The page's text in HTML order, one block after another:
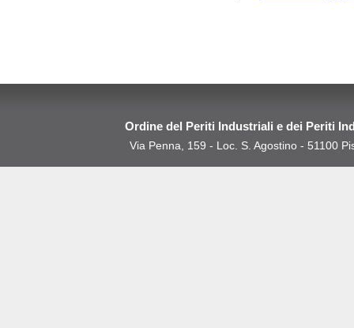
Ordine del Periti Industriali e dei Periti
Via Penna, 159 - Loc. S. Agostino - 51100